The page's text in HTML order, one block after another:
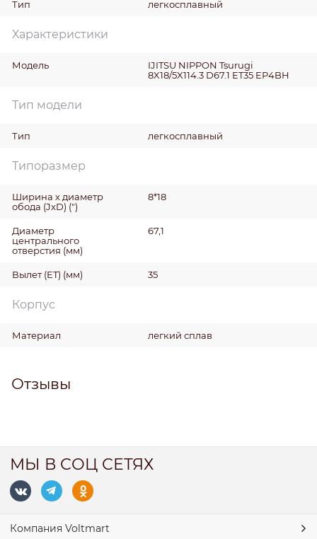
Тип легкосплавный
Характеристики
Модель
IJITSU NIPPON Tsurugi
8X18/5X114.3 D67.1 ET35 EP4BH
Тип модели
Тип легкосплавный
Типоразмер
Ширина х диаметр
обода (JxD) (")
8*18
Диаметр
центрального
отверстия (мм)
67,1
Вылет (ET) (мм) 35
Корпус
Материал легкий сплав
Отзывы
МЫ В СОЦ СЕТЯХ
Компания Voltmart